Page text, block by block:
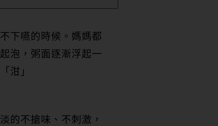
下嚥的時候。媽媽都
泡，粥面逐漸浮起一
泔」
的不搶味、不刺激，